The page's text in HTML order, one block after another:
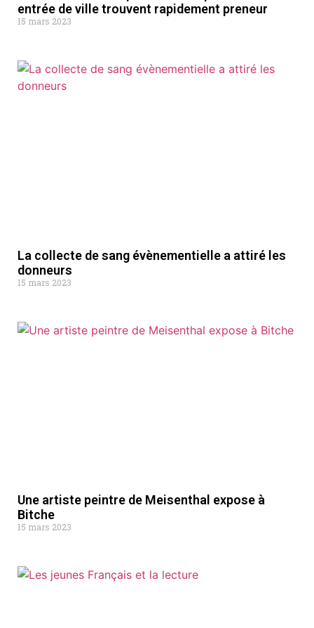
entrée de ville trouvent rapidement preneur
15 mars 2023
La collecte de sang évènementielle a attiré les
donneurs
15 mars 2023
Une artiste peintre de Meisenthal expose à
Bitche
15 mars 2023